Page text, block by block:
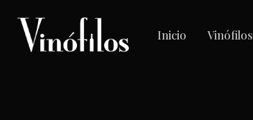
Inicio Vinófilos